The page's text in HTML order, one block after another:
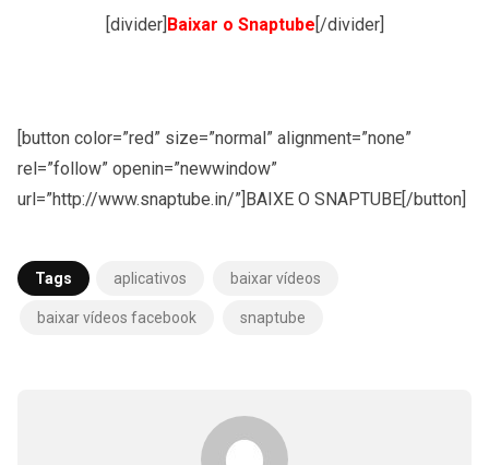
[divider]Baixar o Snaptube[/divider]
[button color=”red” size=”normal” alignment=”none”
rel=”follow” openin=”newwindow”
url=”http://www.snaptube.in/”]BAIXE O SNAPTUBE[/button]
Tags aplicativos baixar vídeos
baixar vídeos facebook snaptube